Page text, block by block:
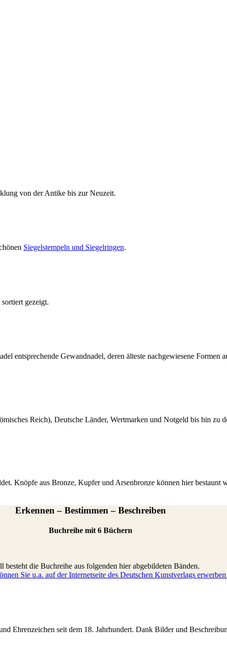
von der Antike bis zur Neuzeit.
Siegelstempeln und Siegelringen.
gezeigt.
entsprechende Gewandnadel, deren älteste nachgewiesene
Reich), Deutsche Länder, Wertmarken und Notgeld bis hin zu
Knöpfe aus Bronze, Kupfer und Arsenbronze können hier bestaunt
Erkennen – Bestimmen – Beschreiben
Buchreihe mit 6 Büchern
besteht die Buchreihe aus folgenden hier abgebildeten Bänden.
Sie u.a. auf der Internetseite des Deutschen Kunstverlags
Ehrenzeichen seit dem 18. Jahrhundert. Dank Bilder und